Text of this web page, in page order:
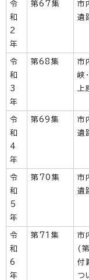
令
和
2
年
第67集
市
遺
令
和
3
年
第68集
市
峡
上
令
和
4
年
第69集
市
遺
令
和
5
年
第70集
市
遺
令
和
6
年
第71集
市
(
付
つ